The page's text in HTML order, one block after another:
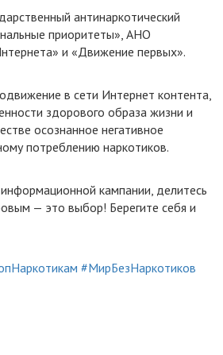
антинаркотический
приоритеты», АНО
и «Движение первых».
в сети Интернет контента,
здорового образа жизни и
осознанное негативное
потреблению наркотиков.
кампании, делитесь
— это выбор! Берегите себя и
#МирБезНаркотиков